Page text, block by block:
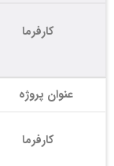
کارفرما
عنوان پروژه
کارفرما